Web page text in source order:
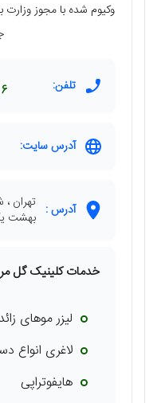
وکیوم شده با مجوز
تلفن:
آدرس سایت:
آدرس : تهران ،
بهشت یکم ،
خدمات کلینیک گل
لیزر موهای
لاغری انواع
هایفوتراپی